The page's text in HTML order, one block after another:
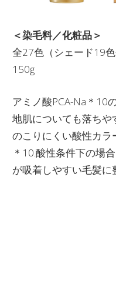
＜染毛料／化粧品＞
全27色（シェード19
150g
アミノ酸PCA-Na＊10
地肌についても落ち
のこりにくい酸性カラ
＊10.酸性条件下の場
が吸着しやすい毛髪に